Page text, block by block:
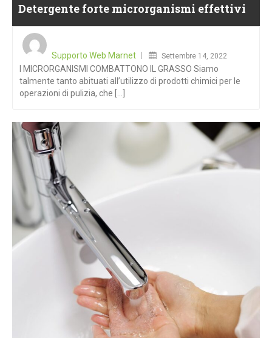
Detergente forte microrganismi effettivi
Supporto Web Marnet
Settembre 14, 2022
I MICRORGANISMI COMBATTONO IL GRASSO Siamo
talmente tanto abituati all’utilizzo di prodotti chimici per le
operazioni di pulizia, che [...]